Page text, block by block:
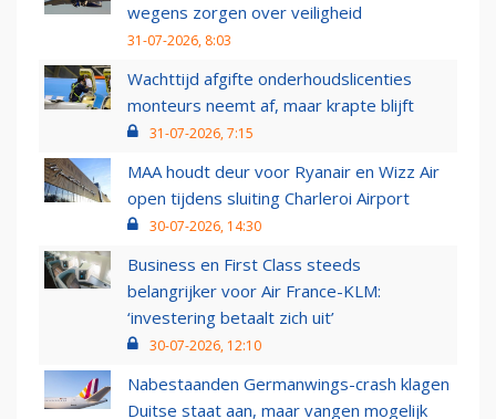
wegens zorgen over veiligheid
31-07-2026, 8:03
Wachttijd afgifte onderhoudslicenties
monteurs neemt af, maar krapte blijft
31-07-2026, 7:15
MAA houdt deur voor Ryanair en Wizz Air
open tijdens sluiting Charleroi Airport
30-07-2026, 14:30
Business en First Class steeds
belangrijker voor Air France-KLM:
‘investering betaalt zich uit’
30-07-2026, 12:10
Nabestaanden Germanwings-crash klagen
Duitse staat aan, maar vangen mogelijk